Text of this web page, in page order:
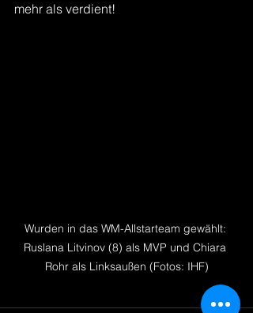
mehr als verdient!
Wurden in das WM-Allstarteam gewählt:
Ruslana Litvinov (8) als MVP und Chiara
Rohr als Linksaußen (Fotos: IHF)